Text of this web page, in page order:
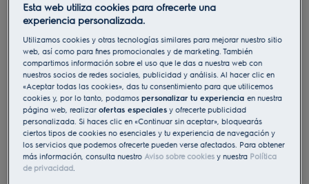
Esta web utiliza cookies para ofrecerte una
experiencia personalizada.
Utilizamos cookies y otras tecnologías similares para mejorar nuestro sitio
web, así como para fines promocionales y de marketing. También
compartimos información sobre el uso que le das a nuestra web con
nuestros socios de redes sociales, publicidad y análisis. Al hacer clic en
«Aceptar todas las cookies», das tu consentimiento para que utilicemos
cookies y, por lo tanto, podamospersonalizar tu experienciaen nuestra
página web, realizarofertas especiales y ofrecerte publicidad
personalizada. Si haces clic en «Continuar sin aceptar», bloquearás
ciertos tipos de cookies no esenciales y tu experiencia de navegación y
los servicios que podemos ofrecerte pueden verse afectados. Para obtener
más información, consulta nuestro Aviso sobre cookies y nuestra Política
de privacidad.